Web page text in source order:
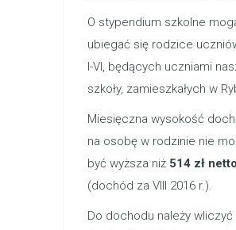
O stypendium szkolne
ubiegać się rodzice
I-VI, będących uczniami
szkoły, zamieszkałych w
Miesięczna wysokość
na osobę w rodzinie nie
być wyższa niż 514 zł netto
(dochód za VIII 2016 r.).
Do dochodu należy wliczyć